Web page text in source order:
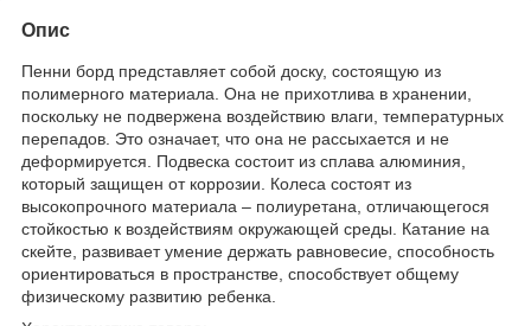
Опис
Пенни борд представляет собой доску, состоящую из
полимерного материала. Она не прихотлива в хранении,
поскольку не подвержена воздействию влаги, температурных
перепадов. Это означает, что она не рассыхается и не
деформируется. Подвеска состоит из сплава алюминия,
который защищен от коррозии. Колеса состоят из
высокопрочного материала – полиуретана, отличающегося
стойкостью к воздействиям окружающей среды. Катание на
скейте, развивает умение держать равновесие, способность
ориентироваться в пространстве, способствует общему
физическому развитию ребенка.